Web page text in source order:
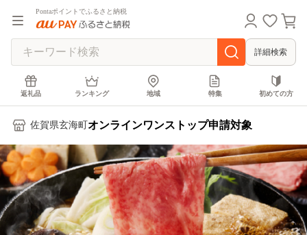
Pontaポイントでふるさと納税
詳細検索
返礼品 ランキング 地域 特集 初めての方
佐賀県玄海町 オンラインワンストップ申請対象